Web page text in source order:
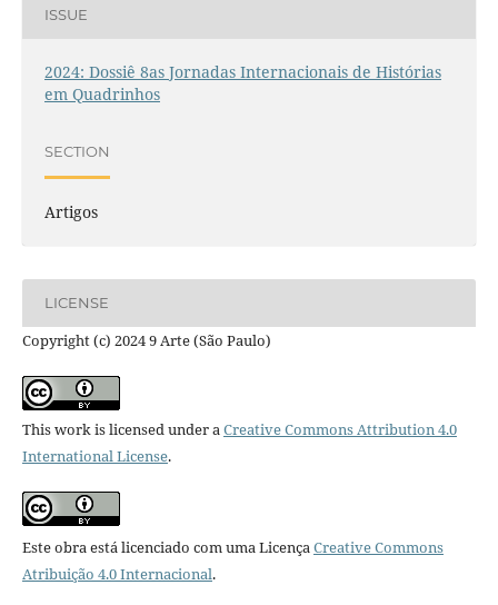
ISSUE
2024: Dossiê 8as Jornadas Internacionais de Histórias
em Quadrinhos
SECTION
Artigos
LICENSE
Copyright (c) 2024 9 Arte (São Paulo)
This work is licensed under aCreative Commons Attribution 4.0
International License.
Este obra está licenciado com uma LicençaCreative Commons
Atribuição 4.0 Internacional.